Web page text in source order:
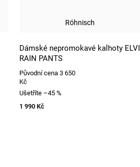
Röhnisch
Dámské nepromokavé kalhoty ELVI
RAIN PANTS
Původní cena 3 650
Kč
Ušetříte –45 %
1 990 Kč